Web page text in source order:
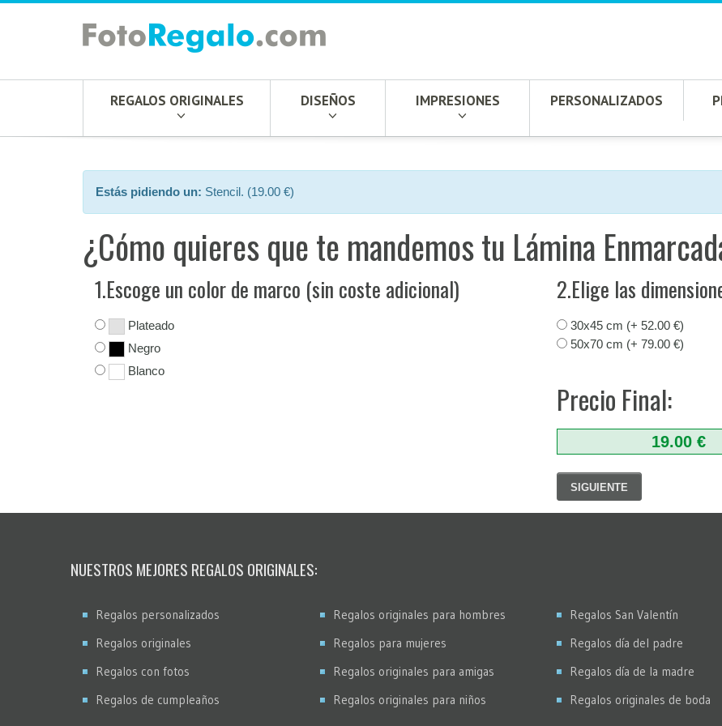
REGALOS ORIGINALES DISEÑOS IMPRESIONES PERSONALIZADOS
Estás pidiendo un: Stencil. (19.00 €)
¿Cómo quieres que te mandemos tu Lámina
1.Escoge un color de marco (sin coste adicional)
Plateado
Negro
Blanco
2.Elige las
30x45 cm (+ 52.00 €)
50x70 cm (+ 79.00 €)
Precio Final:
19.00 €
SIGUIENTE
NUESTROS MEJORES REGALOS ORIGINALES:
Regalos personalizados
Regalos originales
Regalos con fotos
Regalos de cumpleaños
Regalos originales para hombres
Regalos para mujeres
Regalos originales para amigas
Regalos originales para niños
Regalos San Valentín
Regalos día del padre
Regalos día de la madre
Regalos originales de boda